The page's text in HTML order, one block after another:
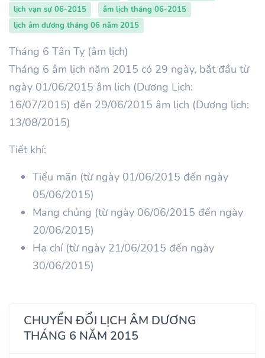
lịch vạn sự 06-2015
âm lịch tháng 06-2015
lịch âm dương tháng 06 năm 2015
Tháng 6 Tân Tỵ (âm lịch)
Tháng 6 âm lịch năm 2015 có 29 ngày, bắt đầu từ
ngày 01/06/2015 âm lịch (Dương Lịch:
16/07/2015) đến 29/06/2015 âm lịch (Dương lịch:
13/08/2015)
Tiết khí:
Tiểu mãn (từ ngày 01/06/2015 đến ngày
05/06/2015)
Mang chủng (từ ngày 06/06/2015 đến ngày
20/06/2015)
Hạ chí (từ ngày 21/06/2015 đến ngày
30/06/2015)
CHUYỂN ĐỔI LỊCH ÂM DƯƠNG
THÁNG 6 NĂM 2015